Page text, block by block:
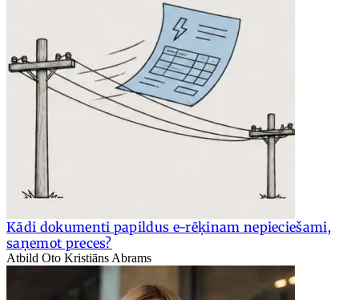
Kādi dokumenti papildus e-rēķinam nepieciešami,
saņemot preces?
Atbild Oto Kristiāns Abrams